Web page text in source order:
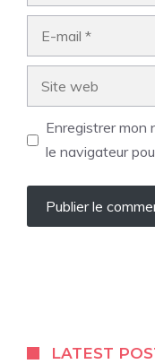
Enregistrer mon
le navigateur
LATEST